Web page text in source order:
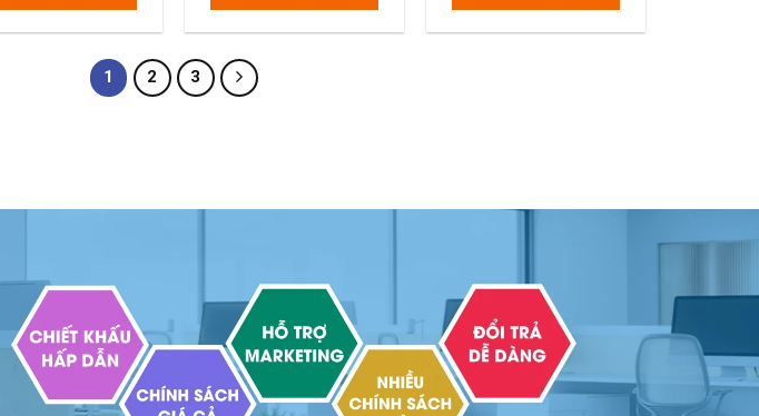
1.540.000 ₫.
1.012.000 ₫.
726.000 ₫.
1 2 3